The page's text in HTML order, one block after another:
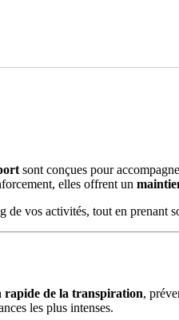
sont conçues pour
elles offrent un
de vos activités, tout en prenant
rapide de la transpiration,
les plus intenses.